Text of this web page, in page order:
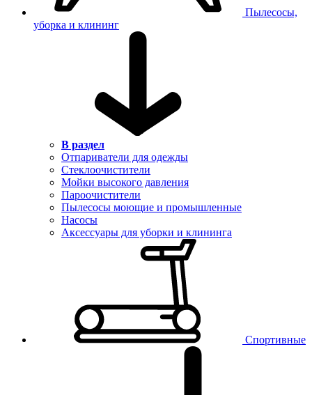
Пылесосы,
уборка и клининг
В раздел
Отпариватели для одежды
Стеклоочистители
Мойки высокого давления
Пароочистители
Пылесосы моющие и промышленные
Насосы
Аксессуары для уборки и клининга
Спортивные